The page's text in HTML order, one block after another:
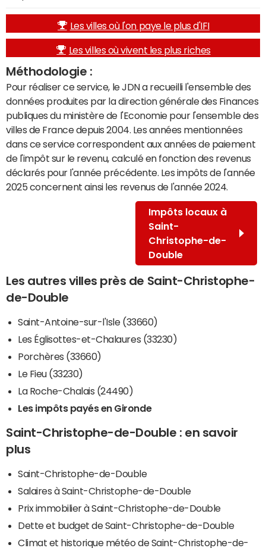
Les villes où l'on paye le plus d'IFI
Les villes où vivent les plus riches
Méthodologie :
Pour réaliser ce service, le JDN a recueilli l'ensemble des
données produites par la direction générale des Finances
publiques du ministère de l'Economie pour l'ensemble des
villes de France depuis 2004. Les années mentionnées
dans ce service correspondent aux années de paiement
de l'impôt sur le revenu, calculé en fonction des revenus
déclarés pour l'année précédente. Les impôts de l'année
2025 concernent ainsi les revenus de l'année 2024.
Impôts locaux à
Saint-
Christophe-de-
Double
Les autres villes près de Saint-Christophe-
de-Double
Saint-Antoine-sur-l'Isle (33660)
Les Églisottes-et-Chalaures (33230)
Porchères (33660)
Le Fieu (33230)
La Roche-Chalais (24490)
Les impôts payés en Gironde
Saint-Christophe-de-Double : en savoir
plus
Saint-Christophe-de-Double
Salaires à Saint-Christophe-de-Double
Prix immobilier à Saint-Christophe-de-Double
Dette et budget de Saint-Christophe-de-Double
Climat et historique météo de Saint-Christophe-de-